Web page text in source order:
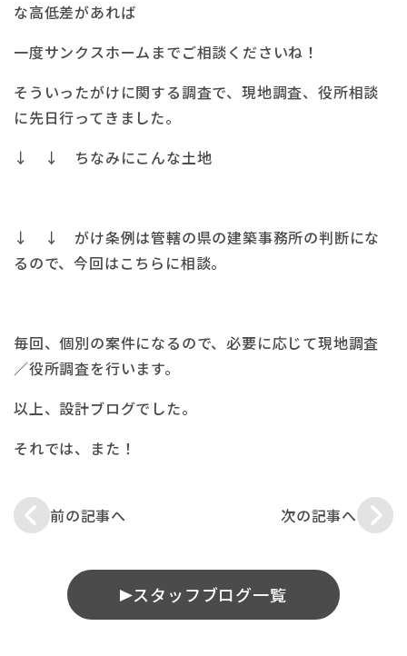
な高低差があれば
一度サンクスホームまでご相談くださいね！
そういったがけに関する調査で、現地調査、役所相談
に先日行ってきました。
↓ ↓ ちなみにこんな土地
↓ ↓ がけ条例は管轄の県の建築事務所の判断にな
るので、今回はこちらに相談。
毎回、個別の案件になるので、必要に応じて現地調査
／役所調査を行います。
以上、設計ブログでした。
それでは、また！
前の記事へ 次の記事へ
スタッフブログ一覧